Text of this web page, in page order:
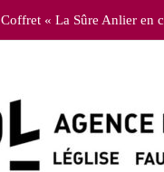
Coffret « La Sûre Anlier en